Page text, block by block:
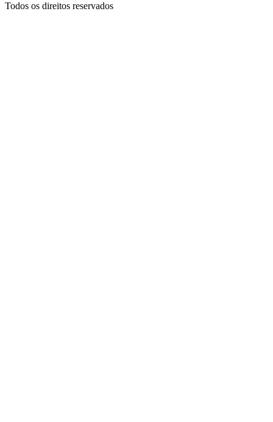
Todos os direitos reservados